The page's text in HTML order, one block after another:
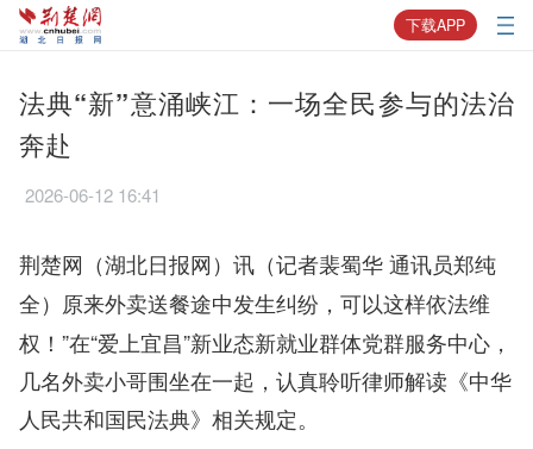
下载APP
法典“新”意涌峡江：一场全民参与的法治
奔赴
2026-06-12 16:41
荆楚网（湖北日报网）讯（记者裴蜀华 通讯员郑纯
全） 原来外卖送餐途中发生纠纷，可以这样依法维
权！”在“爱上宜昌”新业态新就业群体党群服务中心，
几名外卖小哥围坐在一起，认真聆听律师解读《中华
人民共和国民法典》相关规定。